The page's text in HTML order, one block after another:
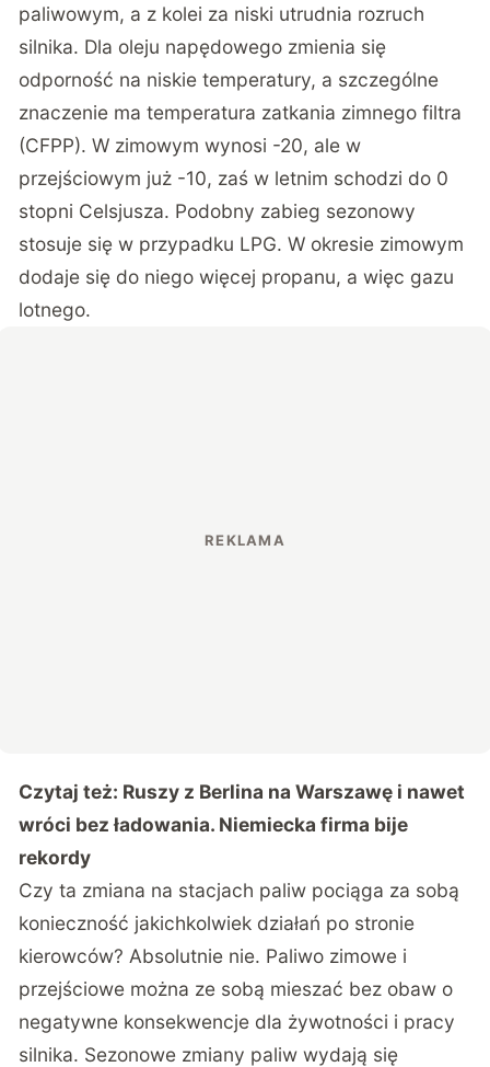
paliwowym, a z kolei za niski utrudnia rozruch
silnika. Dla oleju napędowego zmienia się
odporność na niskie temperatury, a szczególne
znaczenie ma temperatura zatkania zimnego filtra
(CFPP). W zimowym wynosi -20, ale w
przejściowym już -10, zaś w letnim schodzi do 0
stopni Celsjusza. Podobny zabieg sezonowy
stosuje się w przypadku LPG. W okresie zimowym
dodaje się do niego więcej propanu, a więc gazu
lotnego.
Czytaj też: Ruszy z Berlina na Warszawę i nawet
wróci bez ładowania. Niemiecka firma bije
rekordy
Czy ta zmiana na stacjach paliw pociąga za sobą
konieczność jakichkolwiek działań po stronie
kierowców? Absolutnie nie. Paliwo zimowe i
przejściowe można ze sobą mieszać bez obaw o
negatywne konsekwencje dla żywotności i pracy
silnika. Sezonowe zmiany paliw wydają się